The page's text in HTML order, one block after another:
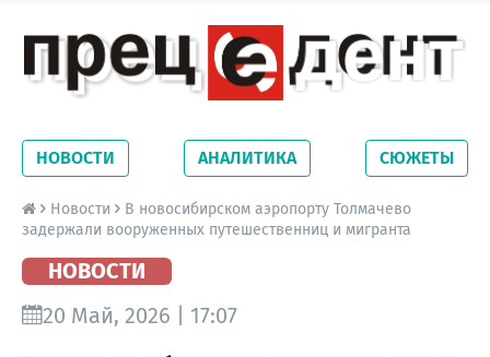
Новосибирской области. Читайте свежие
новости на сайте сетевого издания
Precedent.
НОВОСТИ АНАЛИТИКА СЮЖЕТЫ
Новости
В новосибирском аэропорту Толмачево
задержали вооруженных путешественниц и мигранта
НОВОСТИ
20 Май, 2026 | 17:07